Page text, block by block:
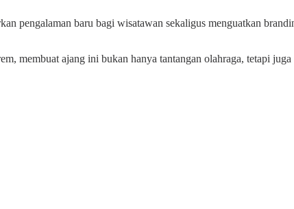
pengalaman baru bagi wisatawan sekaligus menguatkan
membuat ajang ini bukan hanya tantangan olahraga, tetapi juga